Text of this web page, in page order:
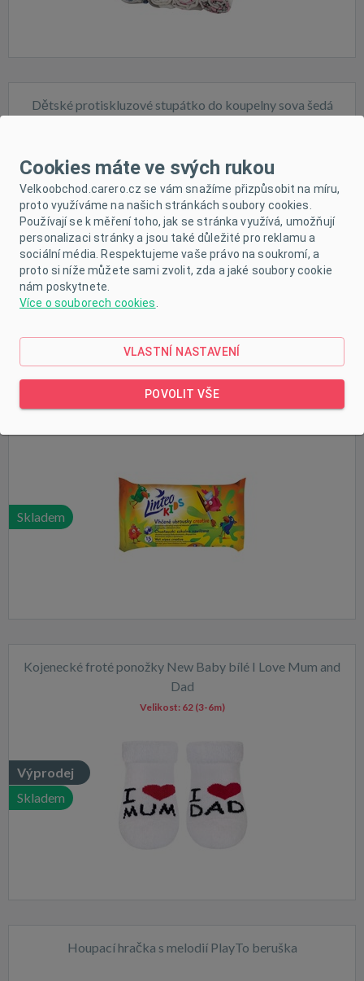
Dětské protiskluzové stupátko do koupelny sova šedá
Skladem
Dětské vlhčené ubrousky Linteo Baby Kids 15 ks
Skladem
Kojenecké froté ponožky New Baby bílé I Love Mum and
Dad
Výprodej
Skladem
Velikost: 62 (3-6m)
Houpací hračka s melodií PlayTo beruška
Cookies máte ve svých rukou
Velkoobchod.carero.cz se vám snažíme přizpůsobit na míru,
proto využíváme na našich stránkách soubory cookies.
Používají se k měření toho, jak se stránka využívá, umožňují
personalizaci stránky a jsou také důležité pro reklamu a
sociální média. Respektujeme vaše právo na soukromí, a
proto si níže můžete sami zvolit, zda a jaké soubory cookie
nám poskytnete.
Více o souborech cookies
VLASTNÍ NASTAVENÍ
POVOLIT VŠE